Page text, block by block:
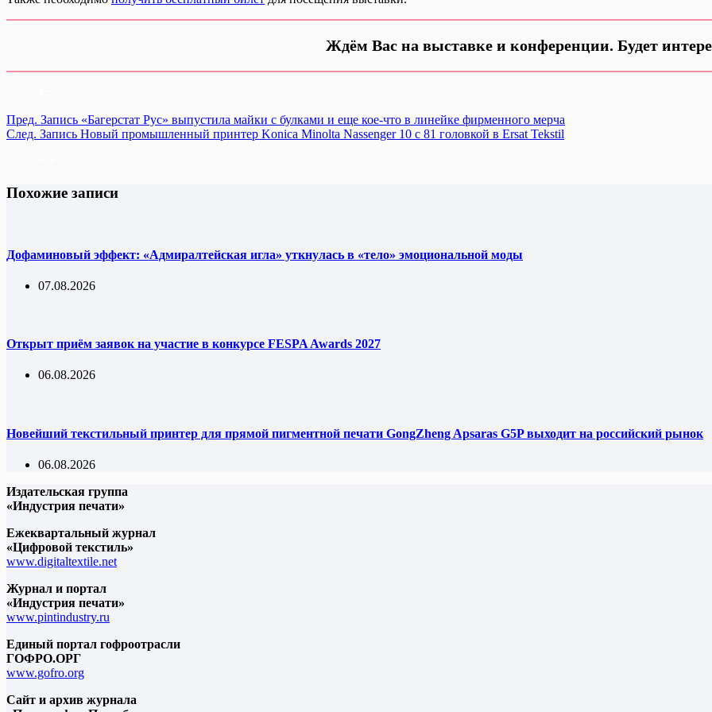
Ждём Вас на выставке и конференции. Будет
Пред. Запись «Багерстат Рус» выпустила майки с булками и еще кое-что в линейке фирменного мерча
След. Запись Новый промышленный принтер Konica Minolta Nassenger 10 с 81 головкой в Ersat Tekstil
Похожие записи
Дофаминовый эффект: «Адмиралтейская игла» уткнулась в «тело» эмоциональной моды
07.08.2026
Открыт приём заявок на участие в конкурсе FESPA Awards 2027
06.08.2026
Новейший текстильный принтер для прямой пигментной печати GongZheng Apsaras G5P выходит на российский рынок
06.08.2026
Издательская группа
«Индустрия печати»
Ежеквартальный журнал
«Цифровой текстиль»
www.digitaltextile.net
Журнал и портал
«Индустрия печати»
www.pintindustry.ru
Единый портал гофроотрасли
ГОФРО.ОРГ
www.gofro.org
Сайт и архив журнала